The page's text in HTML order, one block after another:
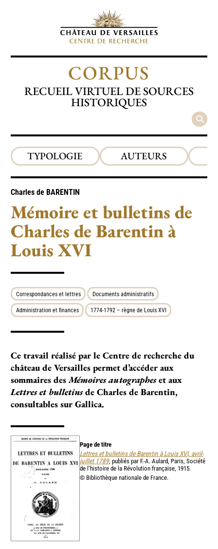
CORPUS
RECUEIL VIRTUEL DE SOURCES
HISTORIQUES
TYPOLOGIE AUTEURS
Charles de BARENTIN
Mémoire et bulletins de
Charles de Barentin à
Louis XVI
Correspondances et lettres Documents administratifs
Administration et finances 1774-1792 – règne de Louis XVI
Ce travail réalisé par le Centre de recherche du
château de Versailles permet d’accéder aux
sommaires desMémoires autographeset aux
Lettres et bulletinsde Charles de Barentin,
consultables sur Gallica.
Page de titre
Lettres et bulletins de Barentin à Louis XVI, avril-
juillet 1789, publiés par F.-A. Aulard, Paris, Société
de l’histoire de la Révolution française, 1915.
© Bibliothèque nationale de France.